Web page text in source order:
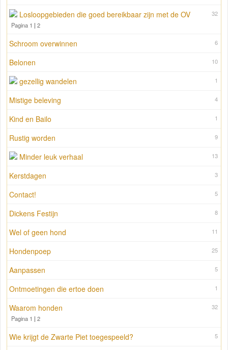
32
Losloopgebieden die goed bereikbaar zijn met de OV
Pagina 1 | 2
6
Schroom overwinnen
10
Belonen
1
gezellig wandelen
4
Mistige beleving
1
Kind en Bailo
9
Rustig worden
13
Minder leuk verhaal
3
Kerstdagen
5
Contact!
8
Dickens Festijn
11
Wel of geen hond
25
Hondenpoep
5
Aanpassen
1
Ontmoetingen die ertoe doen
32
Waarom honden
Pagina 1 | 2
5
Wie krijgt de Zwarte Piet toegespeeld?